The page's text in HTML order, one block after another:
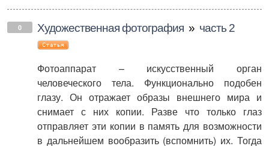
0 Художественная фотография » часть 2
Фотоаппарат – искусственный орган
человеческого тела. Функционально подобен
глазу. Он отражает образы внешнего мира и
снимает с них копии. Разве что только глаз
отправляет эти копии в память для возможности
в дальнейшем вообразить (вспомнить) их. Тогда